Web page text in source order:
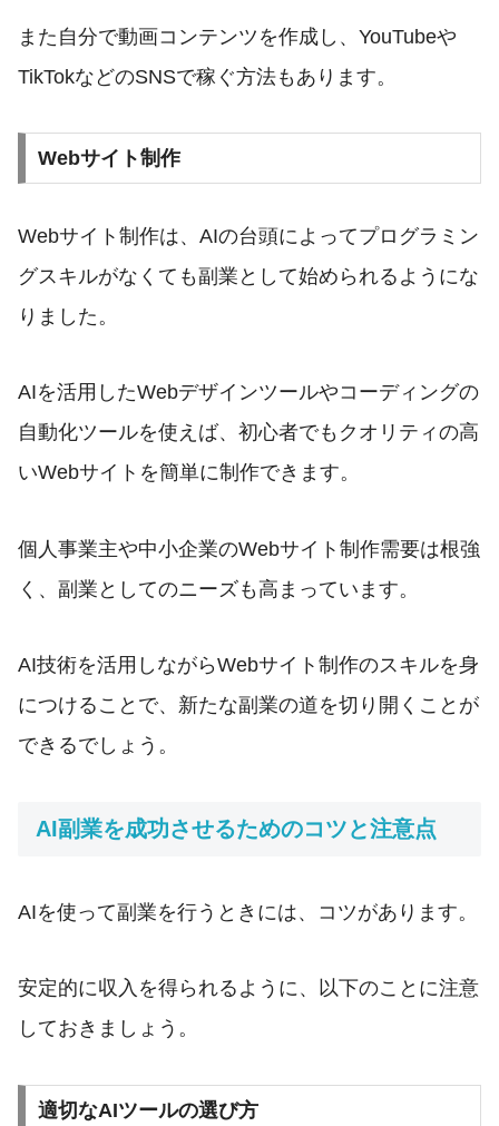
また自分で動画コンテンツを作成し、YouTubeや
TikTokなどのSNSで稼ぐ方法もあります。
Webサイト制作
Webサイト制作は、AIの台頭によってプログラミン
グスキルがなくても副業として始められるようにな
りました。
AIを活用したWebデザインツールやコーディングの
自動化ツールを使えば、初心者でもクオリティの高
いWebサイトを簡単に制作できます。
個人事業主や中小企業のWebサイト制作需要は根強
く、副業としてのニーズも高まっています。
AI技術を活用しながらWebサイト制作のスキルを身
につけることで、新たな副業の道を切り開くことが
できるでしょう。
AI副業を成功させるためのコツと注意点
AIを使って副業を行うときには、コツがあります。
安定的に収入を得られるように、以下のことに注意
しておきましょう。
適切なAIツールの選び方